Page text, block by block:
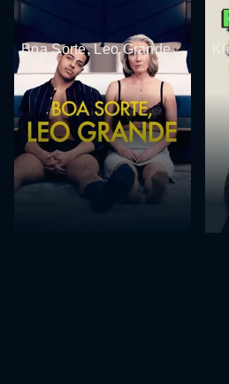
Boa Sorte, Leo Grande